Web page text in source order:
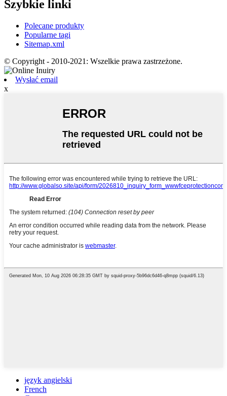
Szybkie linki
Polecane produkty
Popularne tagi
Sitemap.xml
© Copyright - 2010-2021: Wszelkie prawa zastrzeżone.
Wysłać email
x
język angielski
French